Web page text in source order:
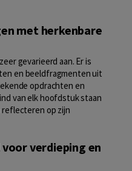
met herkenbare
gevarieerd aan. Er is
en beeldfragmenten uit
opdrachten en
van elk hoofdstuk staan
reflecteren op zijn
verdieping en